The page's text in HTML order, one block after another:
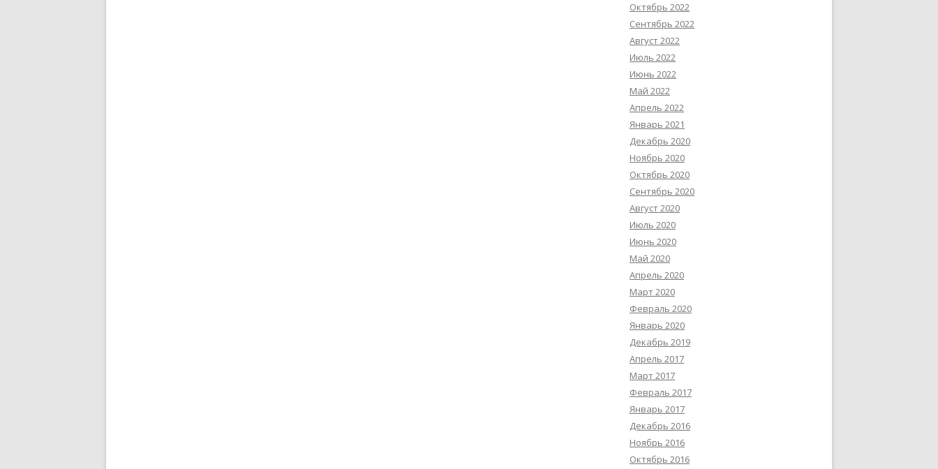
Октябрь 2022
Сентябрь 2022
Август 2022
Июль 2022
Июнь 2022
Май 2022
Апрель 2022
Январь 2021
Декабрь 2020
Ноябрь 2020
Октябрь 2020
Сентябрь 2020
Август 2020
Июль 2020
Июнь 2020
Май 2020
Апрель 2020
Март 2020
Февраль 2020
Январь 2020
Декабрь 2019
Апрель 2017
Март 2017
Февраль 2017
Январь 2017
Декабрь 2016
Ноябрь 2016
Октябрь 2016